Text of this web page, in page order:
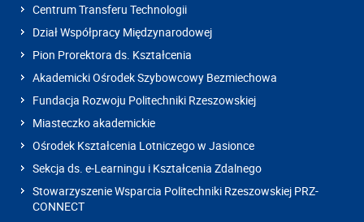
Centrum Transferu Technologii
Dział Współpracy Międzynarodowej
Pion Prorektora ds. Kształcenia
Akademicki Ośrodek Szybowcowy Bezmiechowa
Fundacja Rozwoju Politechniki Rzeszowskiej
Miasteczko akademickie
Ośrodek Kształcenia Lotniczego w Jasionce
Sekcja ds. e-Learningu i Kształcenia Zdalnego
Stowarzyszenie Wsparcia Politechniki Rzeszowskiej PRZ-
CONNECT